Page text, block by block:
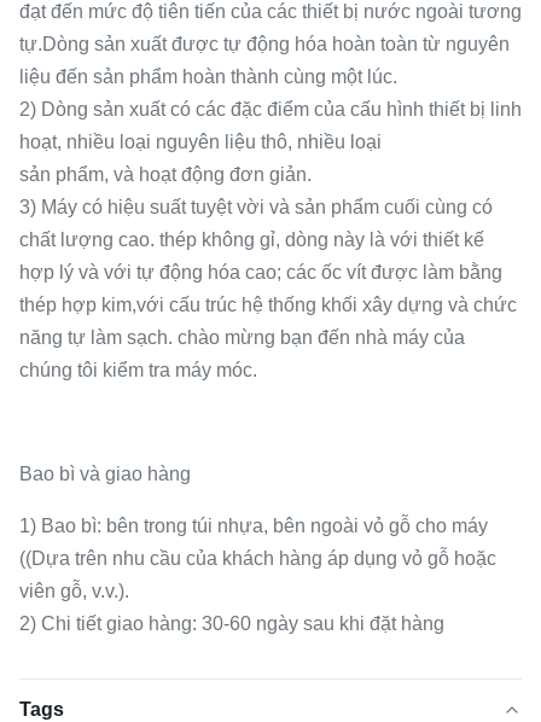
đạt đến mức độ tiên tiến của các thiết bị nước ngoài tương
tự.Dòng sản xuất được tự động hóa hoàn toàn từ nguyên
liệu đến sản phẩm hoàn thành cùng một lúc.
2) Dòng sản xuất có các đặc điểm của cấu hình thiết bị linh
hoạt, nhiều loại nguyên liệu thô, nhiều loại
sản phẩm, và hoạt động đơn giản.
3) Máy có hiệu suất tuyệt vời và sản phẩm cuối cùng có
chất lượng cao. thép không gỉ, dòng này là với thiết kế
hợp lý và với tự động hóa cao; các ốc vít được làm bằng
thép hợp kim,với cấu trúc hệ thống khối xây dựng và chức
năng tự làm sạch. chào mừng bạn đến nhà máy của
chúng tôi kiểm tra máy móc.
Bao bì và giao hàng
1) Bao bì: bên trong túi nhựa, bên ngoài vỏ gỗ cho máy
((Dựa trên nhu cầu của khách hàng áp dụng vỏ gỗ hoặc
viên gỗ, v.v.).
2) Chi tiết giao hàng: 30-60 ngày sau khi đặt hàng
Tags